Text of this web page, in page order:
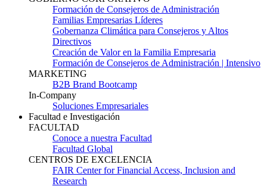
Formación de Consejeros de Administración
Familias Empresarias Líderes
Gobernanza Climática para Consejeros y Altos
Directivos
Creación de Valor en la Familia Empresaria
Formación de Consejeros de Administración | Intensivo
MARKETING
B2B Brand Bootcamp
In-Company
Soluciones Empresariales
Facultad e Investigación
FACULTAD
Conoce a nuestra Facultad
Facultad Global
CENTROS DE EXCELENCIA
FAIR Center for Financial Access, Inclusion and
Research